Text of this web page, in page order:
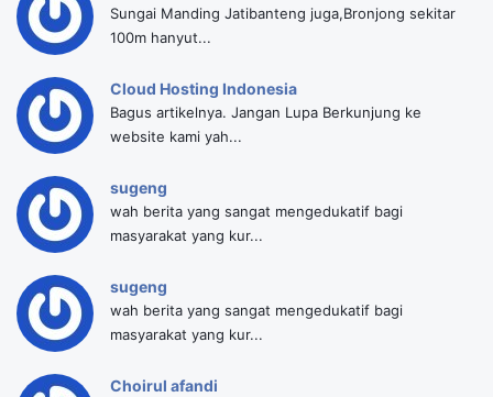
Sungai Manding Jatibanteng juga,Bronjong sekitar
100m hanyut...
Cloud Hosting Indonesia
Bagus artikelnya. Jangan Lupa Berkunjung ke
website kami yah...
sugeng
wah berita yang sangat mengedukatif bagi
masyarakat yang kur...
sugeng
wah berita yang sangat mengedukatif bagi
masyarakat yang kur...
Choirul afandi